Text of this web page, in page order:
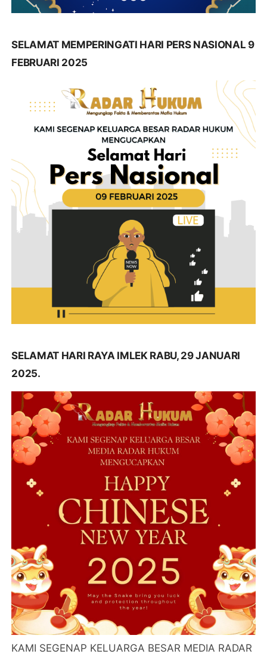
SELAMAT MEMPERINGATI HARI PERS NASIONAL 9
FEBRUARI 2025
SELAMAT HARI RAYA IMLEK RABU, 29 JANUARI
2025.
KAMI SEGENAP KELUARGA BESAR MEDIA RADAR